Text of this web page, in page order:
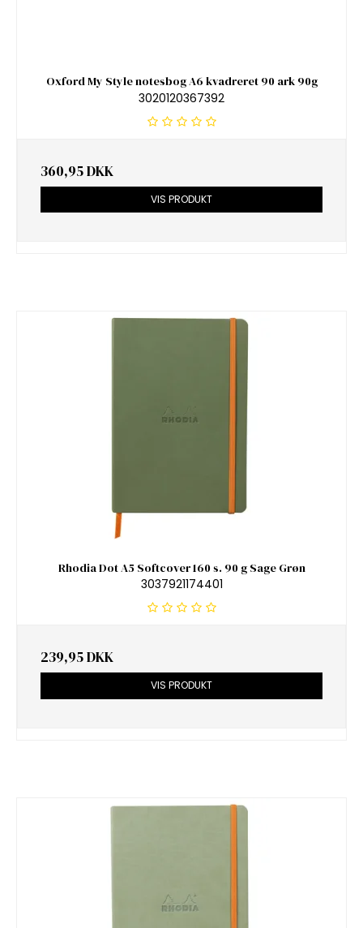
Oxford My Style notesbog A6 kvadreret 90 ark 90g
3020120367392
360,95 DKK
VIS PRODUKT
Rhodia Dot A5 Softcover 160 s. 90 g Sage Grøn
3037921174401
239,95 DKK
VIS PRODUKT